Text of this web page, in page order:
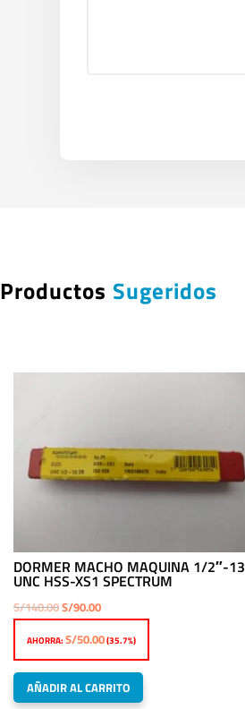
Productos Sugeridos
DORMER MACHO MAQUINA 1/2″-13
UNC HSS-XS1 SPECTRUM
S/140.00El
era:
S/140.00.
S/90.00El
es:
S/90.00.
AHORRA:S/50.00(35.7%)
AÑADIR AL CARRITO